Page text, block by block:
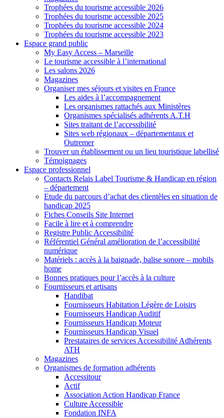
Trophées du tourisme accessible 2026
Trophées du tourisme accessible 2025
Trophées du tourisme accessible 2024
Trophées du tourisme accessible 2023
Espace grand public
My Easy Access – Marseille
Le tourisme accessible à l’international
Les salons 2026
Magazines
Organiser mes séjours et visites en France
Les aides à l’accompagnement
Les organismes rattachés aux Ministères
Organismes spécialisés adhérents A.T.H
Sites traitant de l’accessibilité
Sites web régionaux – départementaux et
Outremer
Trouver un établissement ou un lieu touristique labellisé
Témoignages
Espace professionnel
Contacts Relais Label Tourisme & Handicap en région
– département
Etude du parcours d’achat des clientèles en situation de
handicap 2025
Fiches Conseils Site Internet
Facile à lire et à comprendre
Registre Public Accessibilité
Référentiel Général amélioration de l’accessibilité
numérique
Matériels : accès à la baignade, balise sonore – mobils
home
Bonnes pratiques pour l’accès à la culture
Fournisseurs et artisans
Handibat
Fournisseurs Habitation Légère de Loisirs
Fournisseurs Handicap Auditif
Fournisseurs Handicap Moteur
Fournisseurs Handicap Visuel
Prestataires de services Accessibilité Adhérents
ATH
Magazines
Organismes de formation adhérents
Accessitour
Actif
Association Action Handicap France
Culture Accessible
Fondation INFA